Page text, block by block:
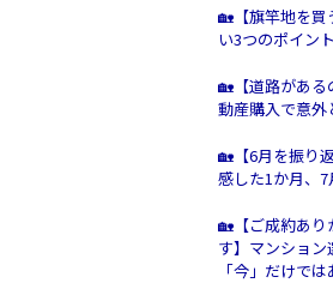
🏡【旗竿地を買
い3つのポイント
🏡【道路がある
動産購入で意外
🏡【6月を振り
感した1か月、
🏡【ご成約あり
す】マンショ
「今」だけで